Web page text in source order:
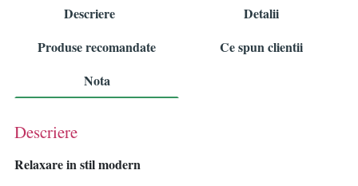
Descriere
Detalii
Produse recomandate
Ce spun clientii
Nota
Descriere
Relaxare in stil modern